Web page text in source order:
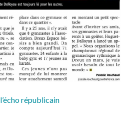
l’écho républicain